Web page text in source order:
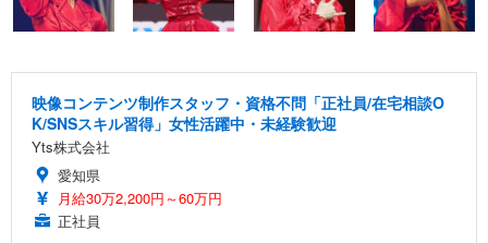
映像コンテンツ制作スタッフ・資格不問「正社員/在宅相談O
K/SNSスキル習得」女性活躍中・未経験歓迎
Yts株式会社
愛知県
月給30万2,200円～60万円
正社員